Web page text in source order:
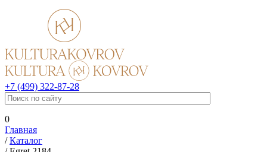
+7 (499) 322-87-28
0
Главная
/Каталог